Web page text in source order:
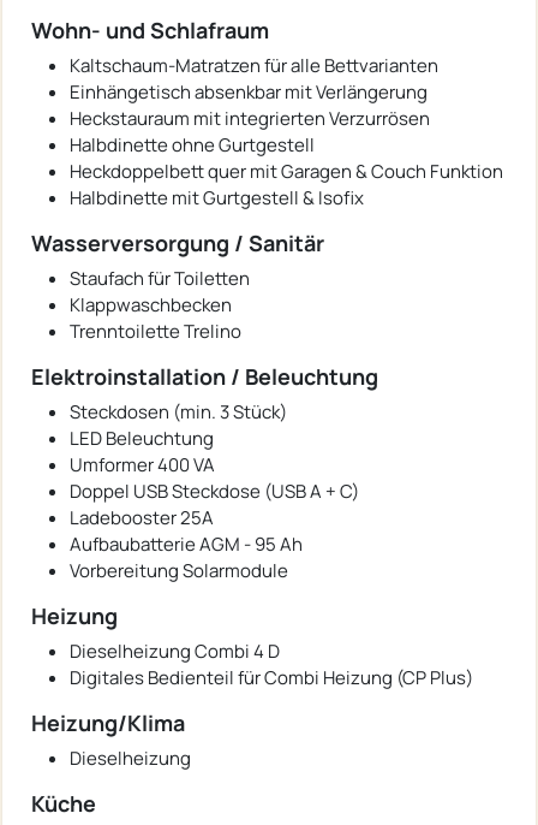
Wohn- und Schlafraum
Kaltschaum-Matratzen für alle Bettvarianten
Einhängetisch absenkbar mit Verlängerung
Heckstauraum mit integrierten Verzurrösen
Halbdinette ohne Gurtgestell
Heckdoppelbett quer mit Garagen & Couch Funktion
Halbdinette mit Gurtgestell & Isofix
Wasserversorgung / Sanitär
Staufach für Toiletten
Klappwaschbecken
Trenntoilette Trelino
Elektroinstallation / Beleuchtung
Steckdosen (min. 3 Stück)
LED Beleuchtung
Umformer 400 VA
Doppel USB Steckdose (USB A + C)
Ladebooster 25A
Aufbaubatterie AGM - 95 Ah
Vorbereitung Solarmodule
Heizung
Dieselheizung Combi 4 D
Digitales Bedienteil für Combi Heizung (CP Plus)
Heizung/Klima
Dieselheizung
Küche